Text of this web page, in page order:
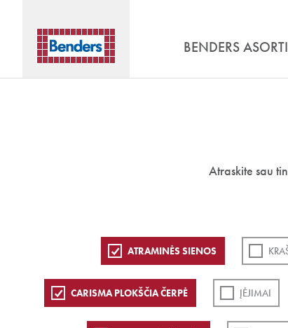
BENDERS
Atraskite sau
ATRAMINĖS SIENOS
CARISMA PLOKŠČIA ČERPĖ ĮĖJIMAI